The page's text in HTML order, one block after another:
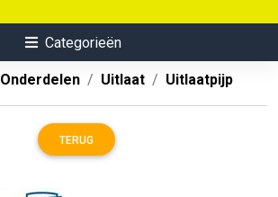
Categorieën
Onderdelen Uitlaat Uitlaatpijp
TERUG